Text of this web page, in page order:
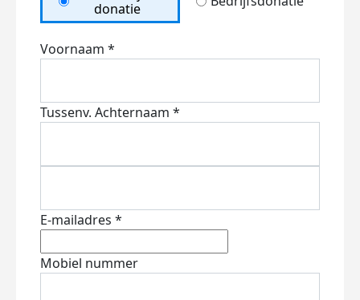
donatie
Voornaam *
Tussenv. Achternaam *
E-mailadres *
Mobiel nummer